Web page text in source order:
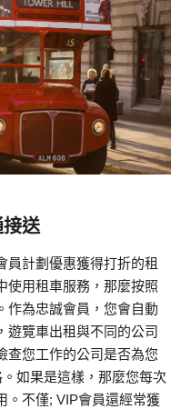
接送
員計劃優惠獲得打折的租
使用租車服務，那麼按照
作為忠誠會員，您會自動
遊覽車出租與不同的公司
查您工作的公司是否為您
如果是這樣，那麼您每次
。不僅; VIP會員還經常獲